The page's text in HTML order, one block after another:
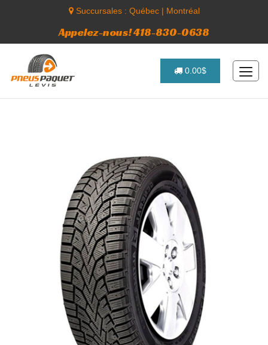
Succursales : Québec| Montréal
Appelez-nous! 418-830-0638
0.00$